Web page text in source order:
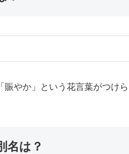
やか」という花言葉がつけら
名は？